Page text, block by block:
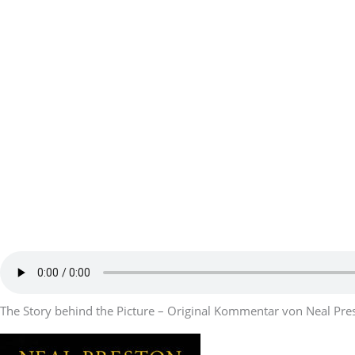
The Story behind the Picture – Original Kommentar von Neal